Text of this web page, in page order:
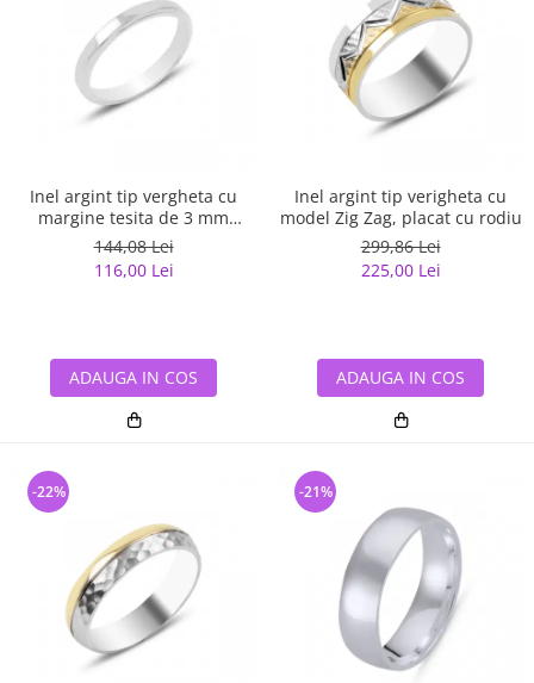
Inel argint tip vergheta cu
margine tesita de 3 mm
latime
144,08 Lei
116,00 Lei
ADAUGA IN COS
Inel argint tip verigheta cu
model Zig Zag, placat cu rodiu
299,86 Lei
225,00 Lei
ADAUGA IN COS
-22% -21%